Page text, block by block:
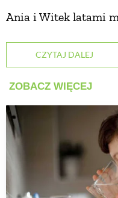
Ania i Witek latami
CZYTAJ DALEJ